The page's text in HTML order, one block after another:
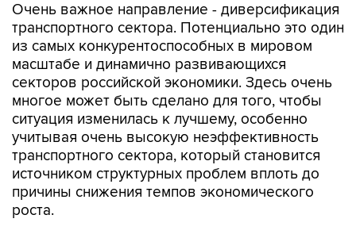
Очень важное направление - диверсификация
транспортного сектора. Потенциально это один
из самых конкурентоспособных в мировом
масштабе и динамично развивающихся
секторов российской экономики. Здесь очень
многое может быть сделано для того, чтобы
ситуация изменилась к лучшему, особенно
учитывая очень высокую неэффективность
транспортного сектора, который становится
источником структурных проблем вплоть до
причины снижения темпов экономического
роста.